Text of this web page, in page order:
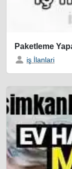
Paketleme
iş İlanlari